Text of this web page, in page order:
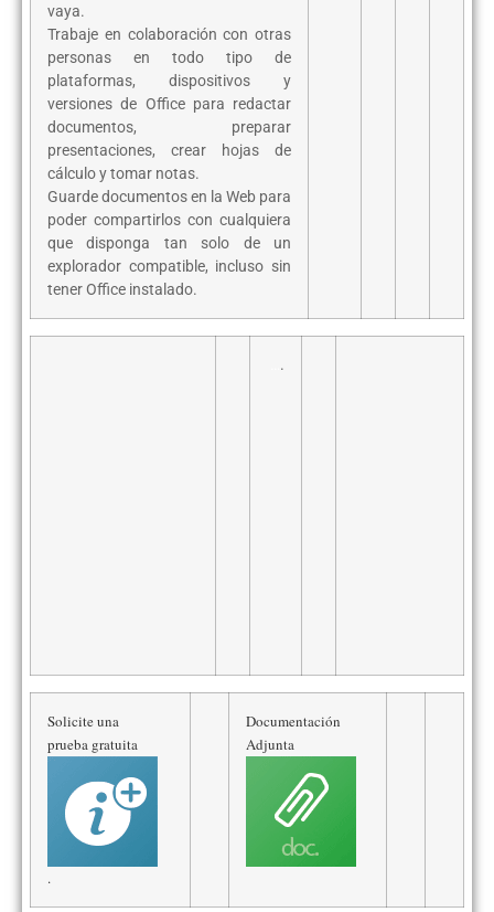
vaya.
Trabaje en colaboración con otras
personas en todo tipo de
plataformas, dispositivos y
versiones de Office para redactar
documentos, preparar
presentaciones, crear hojas de
cálculo y tomar notas.
Guarde documentos en la Web para
poder compartirlos con cualquiera
que disponga tan solo de un
explorador compatible, incluso sin
tener Office instalado.
.
Solicite una
prueba gratuita
.
Documentación
Adjunta